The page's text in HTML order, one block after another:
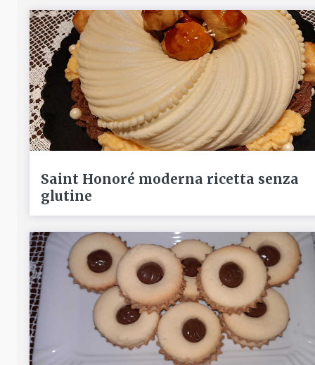
Saint Honoré moderna ricetta senza
glutine